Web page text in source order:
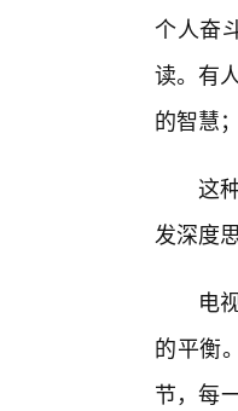
个人奋
读。有
的智慧
这
发深度
电
的平衡
节，每